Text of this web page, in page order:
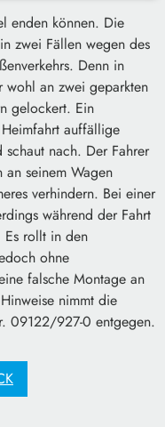
enden können. Die
zwei Fällen wegen des
Denn in
wohl an zwei geparkten
gelockert. Ein
auffällige
nach. Der Fahrer
an seinem Wagen
verhindern. Bei einer
während der Fahrt
Es rollt in den
ohne
falsche Montage an
nimmt die
09122/927-0 entgegen.